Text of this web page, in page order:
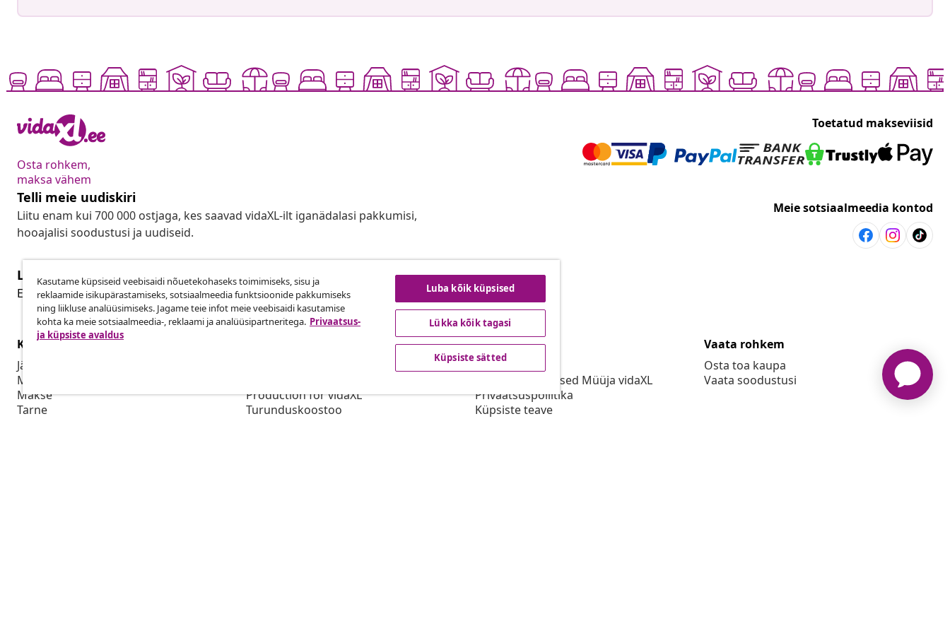
Osta rohkem,
maksa vähem
Toetatud makseviisid
Telli meie uudiskiri
Liitu enam kui 700 000 ostjaga, kes saavad vidaXL-ilt iganädalasi pakkumisi,
hooajalisi soodustusi ja uudiseid.
Meie sotsiaalmeedia kontod
Lepingust taganemine
Esita oma tellimuse kohta tagastamissoov.
Lepingust taganemine
Klienditeenindus
Jälgi oma tellimust
Mi konto
Makse
Tarne
Production for vidaXL
Turunduskoostoo
vidaXL
vidaXList
Kasutustingimused Müüja vidaXL
Privaatsuspoliitika
Küpsiste teave
Vaata rohkem
Osta toa kaupa
Vaata soodustusi
Kasutame küpsiseid veebisaidi nõuetekohaseks toimimiseks, sisu ja
reklaamide isikupärastamiseks, sotsiaalmeedia funktsioonide pakkumiseks
ning liikluse analüüsimiseks. Jagame teie infot meie veebisaidi kasutamise
kohta ka meie sotsiaalmeedia-, reklaami ja analüüsipartneritega. Privaatsus-
ja küpsiste avaldus
Luba kõik küpsised
Lükka kõik tagasi
Küpsiste sätted